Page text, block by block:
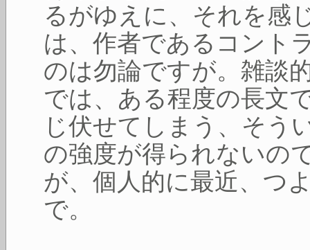
るがゆえに、それを感
は、作者であるコント
のは勿論ですが。雑談
では、ある程度の長文
じ伏せてしまう、そう
の強度が得られないの
が、個人的に最近、つ
で。